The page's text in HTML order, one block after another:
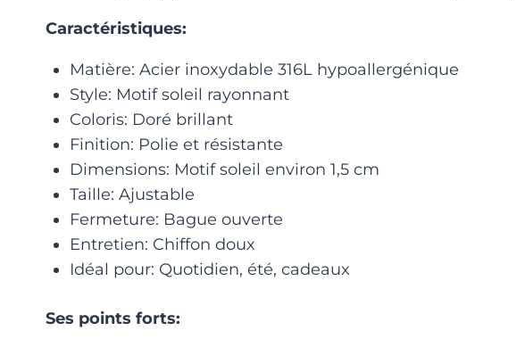
Caractéristiques:
Matière: Acier inoxydable 316L hypoallergénique
Style: Motif soleil rayonnant
Coloris: Doré brillant
Finition: Polie et résistante
Dimensions: Motif soleil environ 1,5 cm
Taille: Ajustable
Fermeture: Bague ouverte
Entretien: Chiffon doux
Idéal pour: Quotidien, été, cadeaux
Ses points forts: